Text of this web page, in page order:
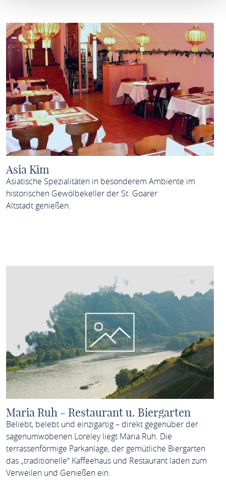
Asia Kim
Asiatische Spezialitäten in besonderem Ambiente im
historischen Gewölbekeller der St. Goarer
Altstadt genießen.
Maria Ruh - Restaurant u. Biergarten
Beliebt, belebt und einzigartig – direkt gegenüber der
sagenumwobenen Loreley liegt Maria Ruh. Die
terrassenförmige Parkanlage, der gemütliche Biergarten
das „traditionelle“ Kaffeehaus und Restaurant laden zum
Verweilen und Genießen ein.